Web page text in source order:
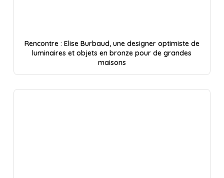
Rencontre : Elise Burbaud, une designer optimiste de
luminaires et objets en bronze pour de grandes
maisons